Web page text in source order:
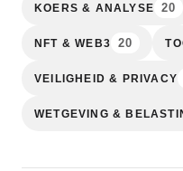
KOERS & ANALYSE 20
NFT & WEB3 20
VEILIGHEID & PRIVACY
WETGEVING &